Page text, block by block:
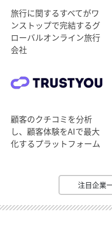
旅行に関するすべてがワ
ンストップで完結するグ
ローバルオンライン旅行
会社
顧客のクチコミを分析
し、顧客体験をAIで最大
化するプラットフォーム
注目企業